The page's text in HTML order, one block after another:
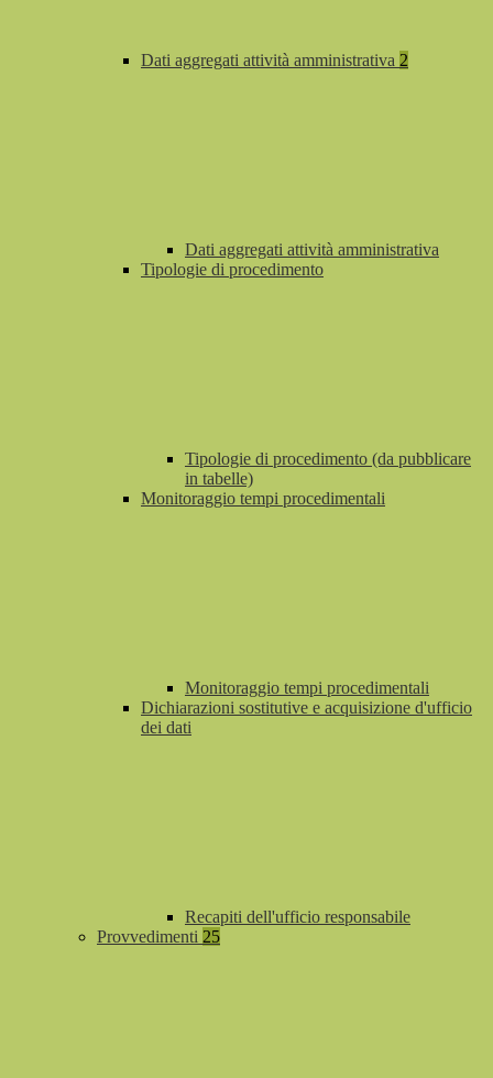
Dati aggregati attività amministrativa 2
Dati aggregati attività amministrativa
Tipologie di procedimento
Tipologie di procedimento (da pubblicare
in tabelle)
Monitoraggio tempi procedimentali
Monitoraggio tempi procedimentali
Dichiarazioni sostitutive e acquisizione d'ufficio
dei dati
Recapiti dell'ufficio responsabile
Provvedimenti 25